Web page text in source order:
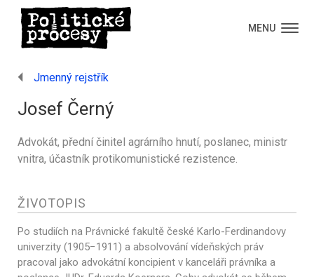
MENU
Jmenný rejstřík
Josef Černý
Advokát, přední činitel agrárního hnutí, poslanec, ministr
vnitra, účastník protikomunistické rezistence.
ŽIVOTOPIS
Po studiích na Právnické fakultě české Karlo-Ferdinandovy
univerzity (1905−1911) a absolvování vídeňských práv
pracoval jako advokátní koncipient v kanceláři právníka a